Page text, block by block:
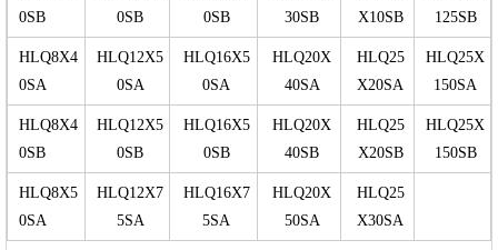
0SB
0SB
0SB
30SB
X10SB
125SB
HLQ8X4
0SA
HLQ12X5
0SA
HLQ16X5
0SA
HLQ20X
40SA
HLQ25
X20SA
HLQ25X
150SA
HLQ8X4
0SB
HLQ12X5
0SB
HLQ16X5
0SB
HLQ20X
40SB
HLQ25
X20SB
HLQ25X
150SB
HLQ8X5
0SA
HLQ12X7
5SA
HLQ16X7
5SA
HLQ20X
50SA
HLQ25
X30SA